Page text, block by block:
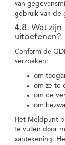
van
gebruik van de
4.8. Wat
uitoefenen?
Conform de
verzoeken:
om
om ze te
om de
om
Het Meldpunt
te vullen door
aantekening.